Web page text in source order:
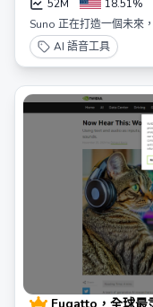
52M 18.51%
Suno 正在打造一個未來
AI 語音工具
Fugatto，全球最